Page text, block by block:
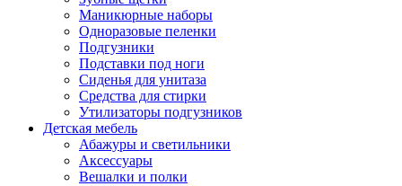
Маникюрные наборы
Одноразовые пеленки
Подгузники
Подставки под ноги
Сиденья для унитаза
Средства для стирки
Утилизаторы подгузников
Детская мебель
Абажуры и светильники
Аксессуары
Вешалки и полки